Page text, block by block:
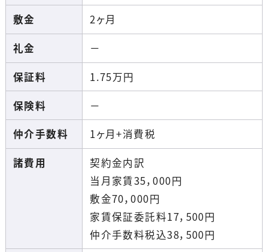
敷金
2ヶ月
礼金
－
保証料
1.75万円
保険料
－
仲介手数料
1ヶ月+消費税
諸費用
契約金内訳
当月家賃35，000円
敷金70，000円
家賃保証委託料17，500円
仲介手数料税込38，500円